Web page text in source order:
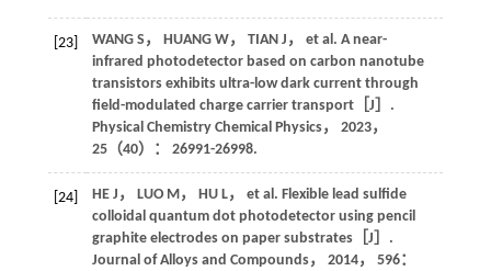
[23] WANG S ， HUANG W， TIAN J ， et al. A near-
infrared photodetector based on carbon nanotube
transistors exhibits ultra-low dark current through
field-modulated charge carrier transport［J］.
Physical Chemistry Chemical Physics， 2023，
25（40）： 26991-26998.
[24] HE J ， LUO M， HU L， et al. Flexible lead sulfide
colloidal quantum dot photodetector using pencil
graphite electrodes on paper substrates［J］.
Journal of Alloys and Compounds， 2014， 596：